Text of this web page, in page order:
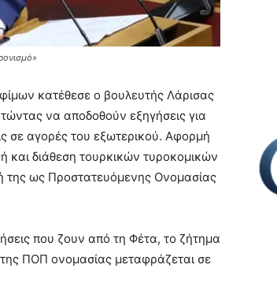
κατέθεσε ο βουλευτής Λάρισας
να αποδοθούν εξηγήσεις για
σε αγορές του εξωτερικού. Αφορμή
διάθεση τουρκικών τυροκομικών
της ως Προστατευόμενης Ονομασίας
που ζουν από τη Φέτα, το ζήτημα
της ΠΟΠ ονομασίας μεταφράζεται σε